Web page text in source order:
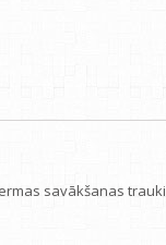
savākšanas trauki